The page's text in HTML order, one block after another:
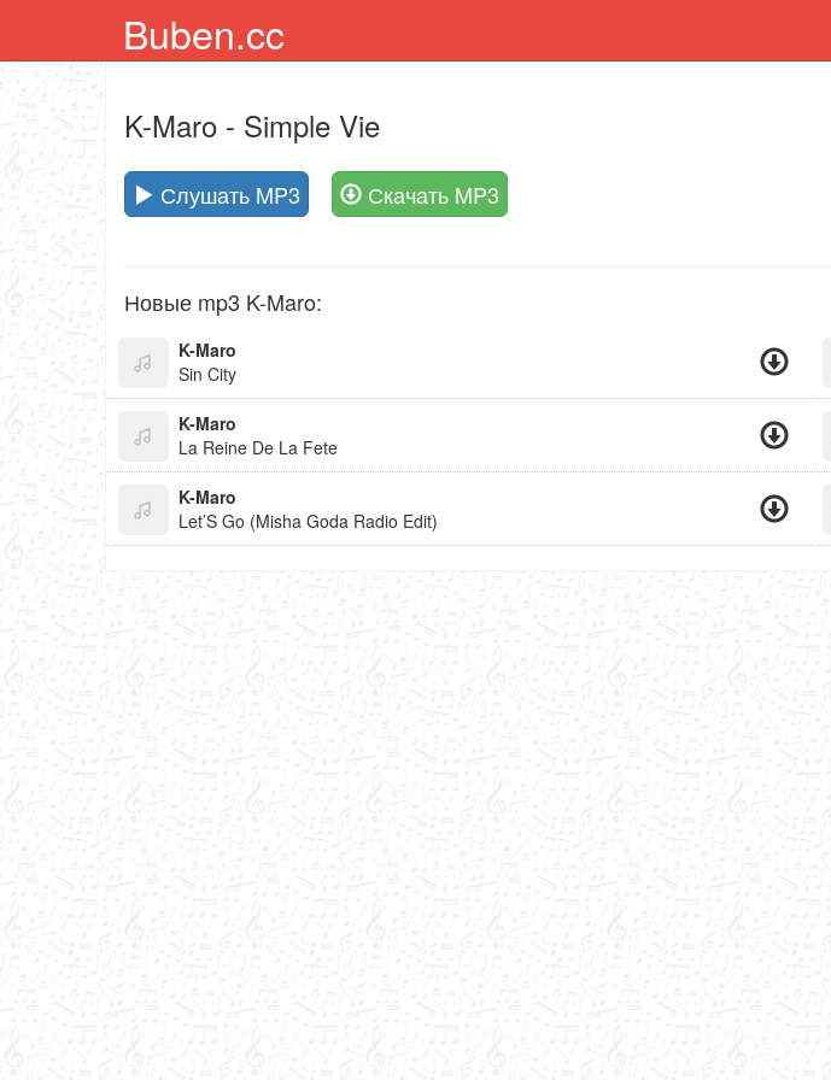
Buben.cc
K-Maro - Simple Vie
Слушать MP3 Скачать MP3
Новые mp3 K-Maro:
K-Maro
Sin City
K-Maro
La Reine De La Fete
K-Maro
Let’S Go (Misha Goda Radio Edit)